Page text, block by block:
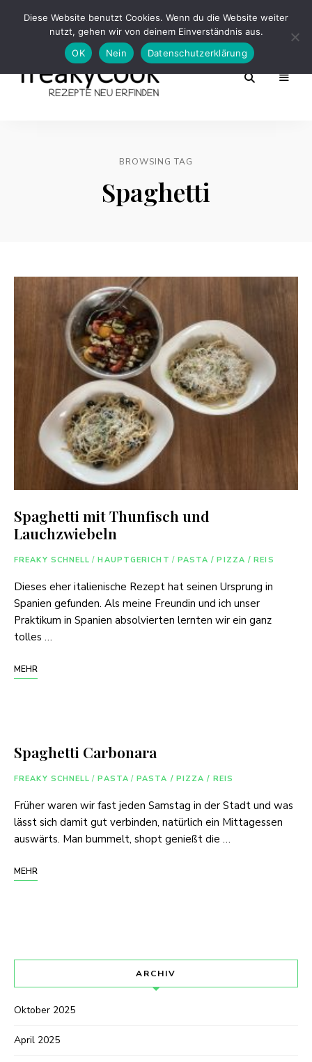
BROWSING TAG
Spaghetti
Spaghetti mit Thunfisch und
Lauchzwiebeln
FREAKY SCHNELL / HAUPTGERICHT / PASTA / PIZZA / REIS
Dieses eher italienische Rezept hat seinen Ursprung in
Spanien gefunden. Als meine Freundin und ich unser
Praktikum in Spanien absolvierten lernten wir ein ganz
tolles …
MEHR
Spaghetti Carbonara
FREAKY SCHNELL / PASTA / PASTA / PIZZA / REIS
Früher waren wir fast jeden Samstag in der Stadt und was
lässt sich damit gut verbinden, natürlich ein Mittagessen
auswärts. Man bummelt, shopt genießt die …
MEHR
ARCHIV
Oktober 2025
April 2025
Diese Website benutzt Cookies. Wenn du die Website weiter
nutzt, gehen wir von deinem Einverständnis aus.
OK
Nein Datenschutzerklärung